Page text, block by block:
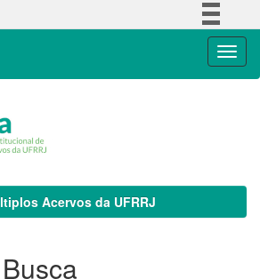
Acervos da UFRRJ